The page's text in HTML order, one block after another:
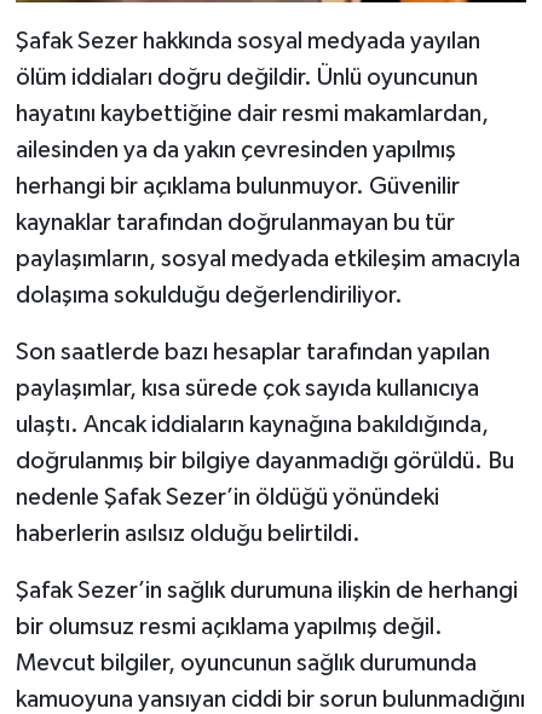
Şafak Sezer hakkında sosyal medyada yayılan
ölüm iddiaları doğru değildir. Ünlü oyuncunun
hayatını kaybettiğine dair resmi makamlardan,
ailesinden ya da yakın çevresinden yapılmış
herhangi bir açıklama bulunmuyor. Güvenilir
kaynaklar tarafından doğrulanmayan bu tür
paylaşımların, sosyal medyada etkileşim amacıyla
dolaşıma sokulduğu değerlendiriliyor.
Son saatlerde bazı hesaplar tarafından yapılan
paylaşımlar, kısa sürede çok sayıda kullanıcıya
ulaştı. Ancak iddiaların kaynağına bakıldığında,
doğrulanmış bir bilgiye dayanmadığı görüldü. Bu
nedenle Şafak Sezer’in öldüğü yönündeki
haberlerin asılsız olduğu belirtildi.
Şafak Sezer’in sağlık durumuna ilişkin de herhangi
bir olumsuz resmi açıklama yapılmış değil.
Mevcut bilgiler, oyuncunun sağlık durumunda
kamuoyuna yansıyan ciddi bir sorun bulunmadığını